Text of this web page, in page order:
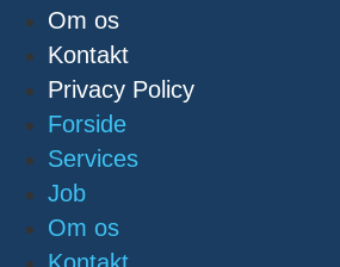
Om os
Kontakt
Privacy Policy
Forside
Services
Job
Om os